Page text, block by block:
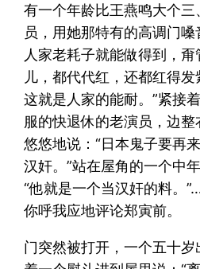
有一个年龄比王燕鸣大个
员，用她那特有的高调门嗓
人家老耗子就能做得到，
儿，都代代红，还都红得
这就是人家的能耐。”紧接
服的快退休的老演员，边
悠悠地说：“日本鬼子要再
汉奸。”站在屋角的一个中
“他就是一个当汉奸的料。
你呼我应地评论郑寅前。
门突然被打开，一个五十